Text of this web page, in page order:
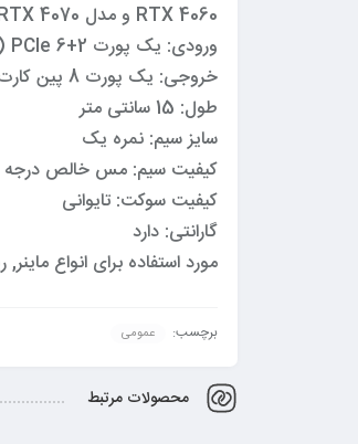
RTX 4060 و مدل RTX 4070 و مدل RTX 4080 و مدل RTX 4090 و …
ورودی: یک پورت 2+6 PCIe (پورت گرافیک) پاور
خروجی: یک پورت 8 پین کارت گرافیک (پورت گرافیک Nvidia RTX)
طول: 15 سانتی متر
سایز سیم: نمره یک
کیفیت سیم: مس خالص
کیفیت سوکت: تایوانی
گارانتی: دارد
مورد استفاده برای انواع
برچسب: عمومی
محصولات مرتبط